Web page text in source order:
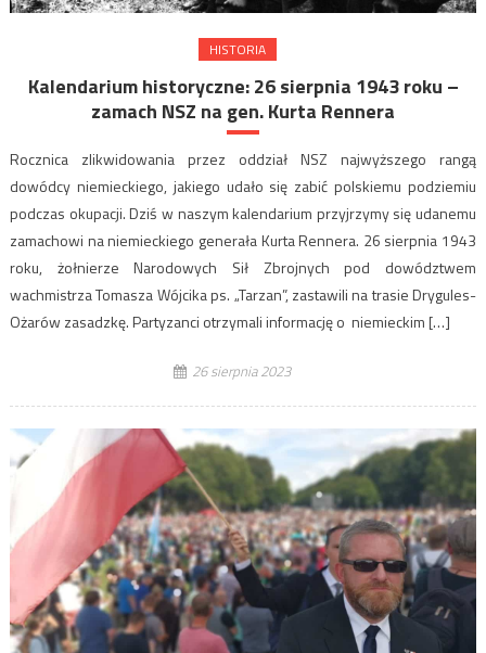
HISTORIA
Kalendarium historyczne: 26 sierpnia 1943 roku –
zamach NSZ na gen. Kurta Rennera
Rocznica zlikwidowania przez oddział NSZ najwyższego rangą
dowódcy niemieckiego, jakiego udało się zabić polskiemu podziemiu
podczas okupacji. Dziś w naszym kalendarium przyjrzymy się udanemu
zamachowi na niemieckiego generała Kurta Rennera. 26 sierpnia 1943
roku, żołnierze Narodowych Sił Zbrojnych pod dowództwem
wachmistrza Tomasza Wójcika ps. „Tarzan”, zastawili na trasie Drygules-
Ożarów zasadzkę. Partyzanci otrzymali informację o niemieckim […]
26 sierpnia 2023